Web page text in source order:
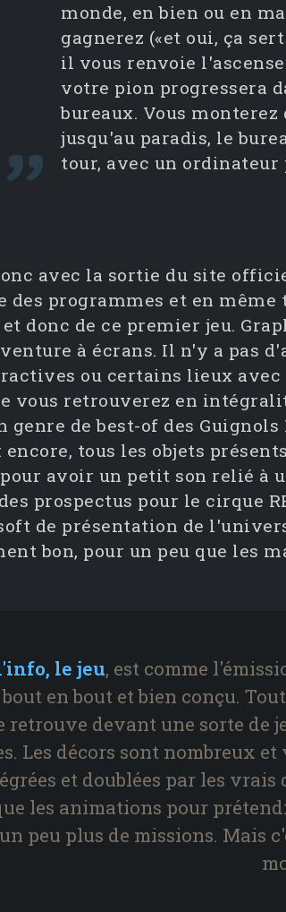
monde, en bien ou en
gagnerez («et oui, ça
il vous renvoie
votre pion progressera
bureaux. Vous
jusqu'au paradis, le
tour, avec un
avec la sortie du site
des programmes et en même
et donc de ce premier jeu.
à écrans. Il n'y a pas
ou certains lieux
vous retrouverez en
genre de best-of des Guignols
tous les objets
avoir un petit son relié à
prospectus pour le cirque
de présentation de
bon, pour un peu que les
le jeu, est comme
en bout et bien conçu.
retrouve devant une sorte de
Les décors sont nombreux
et doublées par les vrais
les animations pour
peu plus de missions. Mais